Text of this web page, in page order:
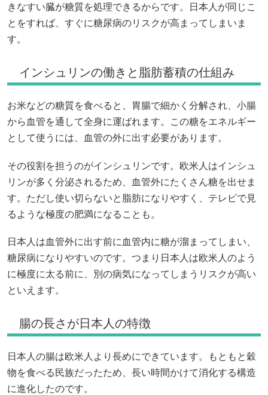
きなすい臓が糖質を処理できるからです。日本人が同じこ
とをすれば、すぐに糖尿病のリスクが高まってしまいま
す。
インシュリンの働きと脂肪蓄積の仕組み
お米などの糖質を食べると、胃腸で細かく分解され、小腸
から血管を通して全身に運ばれます。この糖をエネルギー
として使うには、血管の外に出す必要があります。
その役割を担うのがインシュリンです。欧米人はインシュ
リンが多く分泌されるため、血管外にたくさん糖を出せま
す。ただし使い切らないと脂肪になりやすく、テレビで見
るような極度の肥満になることも。
日本人は血管外に出す前に血管内に糖が溜まってしまい、
糖尿病になりやすいのです。つまり日本人は欧米人のよう
に極度に太る前に、別の病気になってしまうリスクが高い
といえます。
腸の長さが日本人の特徴
日本人の腸は欧米人より長めにできています。もともと穀
物を食べる民族だったため、長い時間かけて消化する構造
に進化したのです。